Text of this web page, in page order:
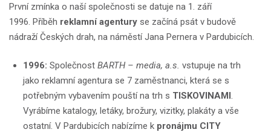
První zmínka o naší společnosti se datuje na 1. září
1996. Příběh reklamní agentury se začíná psát v budově
nádraží Českých drah, na náměstí Jana Pernera v Pardubicích.
1996: Společnost BARTH – media, a.s. vstupuje na trh
jako reklamní agentura se 7 zaměstnanci, která se s
potřebným vybavením pouští na trh s TISKOVINAMI.
Vyrábíme katalogy, letáky, brožury, vizitky, plakáty a vše
ostatní. V Pardubicích nabízíme kpronájmu CITY